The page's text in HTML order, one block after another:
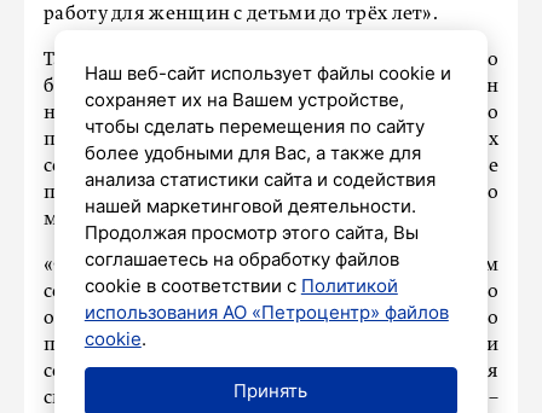
работу для женщин с детьми до трёх лет».
Также вдвое увеличены пособия по
беременности и родам для студенток, повышен
налоговый вычет на второго и каждого
последующего ребёнка. Для многодетных
семей сохранено право на ежемесячное
пособие при превышении прожиточного
минимума до десяти процентов.
«Особые слова признательности многодетным
семьям. Спасибо за вашу любовь и заботу по
отношению к своим близким. Государство
продолжит укреплять семейную политику и
создавать условия, в которых каждая семья
сможет уверенно смотреть в будущее», –
Наш веб-сайт использует файлы cookie и
сохраняет их на Вашем устройстве,
чтобы сделать перемещения по сайту
более удобными для Вас, а также для
анализа статистики сайта и содействия
нашей маркетинговой деятельности.
Продолжая просмотр этого сайта, Вы
соглашаетесь на обработку файлов
cookie в соответствии с Политикой
использования АО «Петроцентр» файлов
cookie.
Принять